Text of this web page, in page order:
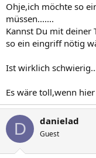
Ohje,ich möchte so
müssen.......
Kannst Du mit deiner
so ein eingriff nötig
Ist wirklich
Es wäre toll,wenn
D danielad
Guest